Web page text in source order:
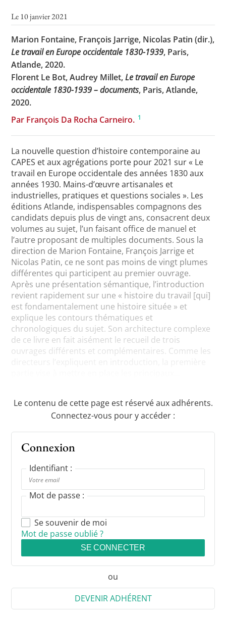
Toutes les actualités
Les rendez-vous de l’APHG
Concours de recrutement
Conférences, tables rondes
Critique d’ouvrages publiés
Culture
Le 10 janvier 2021
Marion Fontaine, François Jarrige, Nicolas Patin (dir.),
Le travail en Europe occidentale 1830-1939, Paris,
Atlande, 2020.
Florent Le Bot, Audrey Millet,Le travail en Europe
occidentale 1830-1939 – documents, Paris, Atlande,
2020.
Par François Da Rocha Carneiro. 1
La nouvelle question d’histoire contemporaine au
CAPES et aux agrégations porte pour 2021 sur « Le
travail en Europe occidentale des années 1830 aux
années 1930. Mains-d’œuvre artisanales et
industrielles, pratiques et questions sociales ». Les
éditions Atlande, indispensables compagnons des
candidats depuis plus de vingt ans, consacrent deux
volumes au sujet, l’un faisant office de manuel et
l’autre proposant de multiples documents. Sous la
direction de Marion Fontaine, François Jarrige et
Nicolas Patin, ce ne sont pas moins de vingt plumes
différentes qui participent au premier ouvrage.
Après une présentation sémantique, l’introduction
revient rapidement sur une « histoire du travail [qui]
est fondamentalement une histoire située » et
explique les contours thématiques et
chronologiques du sujet. Son architecture complexe
de ce livre en fait aisément le recueil de trois
ouvrages différents et complémentaires. Comme les
Le contenu de cette page est réservé aux adhérents.
Connectez-vous pour y accéder :
Connexion
Identifiant :
Mot de passe :
Se souvenir de moi
Mot de passe oublié ?
SE CONNECTER
ou
DEVENIR ADHÉRENT